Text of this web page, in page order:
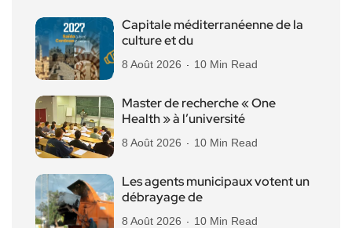
Capitale méditerranéenne de la
culture et du
8 Août 2026 10 Min Read
Master de recherche « One
Health » à l’université
8 Août 2026 10 Min Read
Les agents municipaux votent un
débrayage de
8 Août 2026 10 Min Read